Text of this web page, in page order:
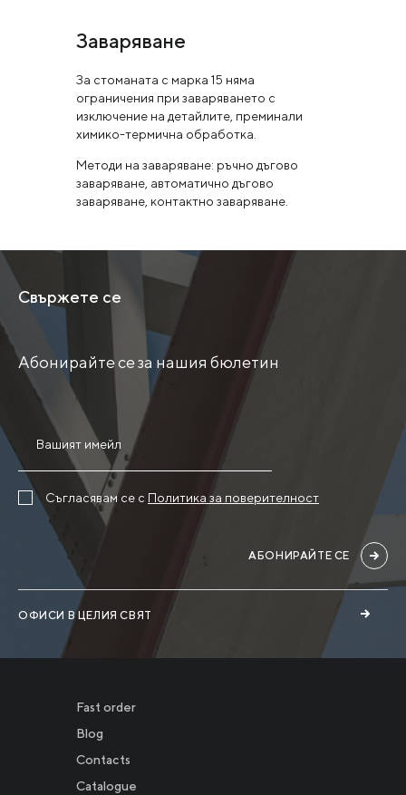
Заваряване
За стоманата с марка 15 няма
ограничения при заваряването с
изключение на детайлите, преминали
химико-термична обработка.
Методи на заваряване: ръчно дъгово
заваряване, автоматично дъгово
заваряване, контактно заваряване.
Свържете се
Абонирайте се за нашия бюлетин
ОФИСИ В ЦЕЛИЯ СВЯТ
Съгласявам се с Политика за поверителност
АБОНИРАЙТЕ СЕ
Fast order
Blog
Contacts
Catalogue